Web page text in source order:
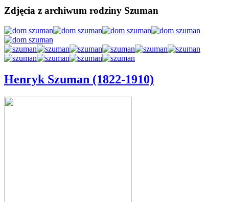
Zdjęcia z archiwum rodziny Szuman
Henryk Szuman (1822-1910)